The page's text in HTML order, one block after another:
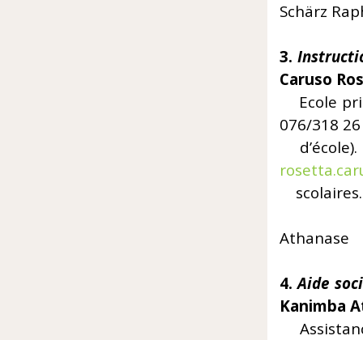
Schärz
3.
Caruso
076/318
Athanase
4.Aide
Kanimba